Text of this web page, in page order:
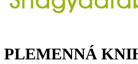
PLEMENNÁ